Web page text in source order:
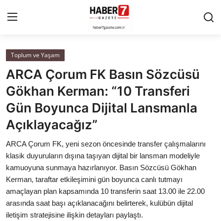
Anasayfa
Cumhurbaşkanlığı
Genel Merkez
Valilikler
Gallery
Bakanlıklar
Toplum ve Yaşam
ARCA Çorum FK Basın Sözcüsü
Gökhan Kerman: “10 Transferi
Gün Boyunca Dijital Lansmanla
Açıklayacağız”
ARCA Çorum FK, yeni sezon öncesinde transfer çalışmalarını
klasik duyuruların dışına taşıyan dijital bir lansman modeliyle
kamuoyuna sunmaya hazırlanıyor. Basın Sözcüsü Gökhan
Kerman, taraftar etkileşimini gün boyunca canlı tutmayı
amaçlayan plan kapsamında 10 transferin saat 13.00 ile 22.00
arasında saat başı açıklanacağını belirterek, kulübün dijital
iletişim stratejisine ilişkin detayları paylaştı.